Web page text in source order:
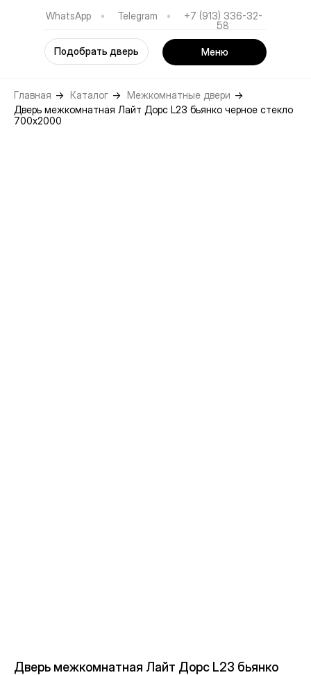
WhatsApp •
Telegram
•
+7 (913) 336-32-
58
Подобрать дверь Меню
Главная → Каталог → Межкомнатные двери →
Дверь межкомнатная Лайт Дорс L23 бьянко черное стекло
700х2000
Дверь межкомнатная Лайт Дорс L23 бьянко